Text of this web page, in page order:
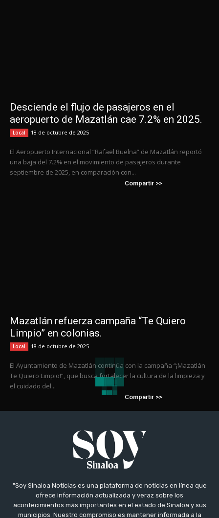
Desciende el flujo de pasajeros en el
aeropuerto de Mazatlán cae 7.2% en 2025.
Local 18 de octubre de 2025
El Aeropuerto Internacional “Rafael Buelna” de Mazatlán reportó
una baja del 7.2% en el movimiento de pasajeros durante
septiembre de 2025, en comparación con...
Compartir >>
Mazatlán refuerza campaña “Te Quiero
Limpio” en colonias.
Local 18 de octubre de 2025
El Ayuntamiento de Mazatlán continúa con la campaña “¡Mazatlán
Te Quiero Limpio!”, que busca fortalecer la cultura de la limpieza y
el cuidado del...
Compartir >>
"Soy Sinaloa Noticias es una plataforma de noticias en línea que
ofrece información actualizada y veraz sobre los
acontecimientos más importantes en el estado de Sinaloa y sus
municipios. Nuestro compromiso es mantener informada a la